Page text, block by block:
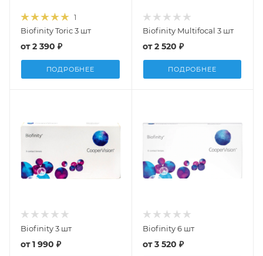
1
Biofinity Toric 3 шт
от2 390 ₽
ПОДРОБНЕЕ
Biofinity Multifocal 3 шт
от2 520 ₽
ПОДРОБНЕЕ
Biofinity 3 шт
от1 990 ₽
Biofinity 6 шт
от3 520 ₽